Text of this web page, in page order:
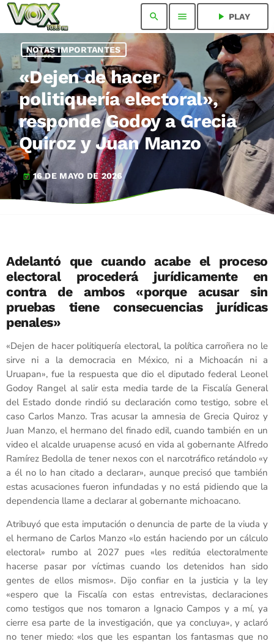
search menu play_arrow PLAY
NOTAS IMPORTANTES
«Dejen de hacer
politiquería electoral»,
responde Godoy a Grecia
Quiroz y Juan Manzo
today 16 DE MAYO DE 2026
Adelantó que cuando acabe el proceso
electoral procederá jurídicamente en
contra de ambos «porque acusar sin
pruebas tiene consecuencias jurídicas
penales»
«Dejen de hacer politiquería electoral, la política carroñera no le
sirve ni a la democracia en México, ni a Michoacán ni a
Uruapan», fue la respuesta que dio el diputado federal Leonel
Godoy Rangel al salir esta media tarde de la Fiscalía General
del Estado donde rindió su declaración como testigo, sobre el
caso Carlos Manzo. Tras acusar la amnesia de Grecia Quiroz y
Juan Manzo, el hermano del finado edil, cuando también en un
video el alcalde uruapense acusó en vida al gobernante Alfredo
Ramírez Bedolla de tener nexos con el narcotráfico retándolo «y
a él no lo han citado a declarar», aunque precisó que también
estas acusaciones fueron infundadas y no está pidiendo que la
dependencia llame a declarar al gobernante michoacano.
Atribuyó que esta imputación o denuncia de parte de la viuda y
el hermano de Carlos Manzo «lo están haciendo por un cálculo
electoral» rumbo al 2027 pues «les reditúa electoralmente
hacerse pasar por víctimas cuando los detenidos han sido
gentes de ellos mismos». Dijo confiar en la justicia y la ley
«espero que la Fiscalía con estas entrevistas, declaraciones
como testigos que nos tomaron a Ignacio Campos y a mí, ya
cierre esa parte de la investigación, que ya concluya», y aclaró
no tener miedo: «los que les espantan los fantasmas que no